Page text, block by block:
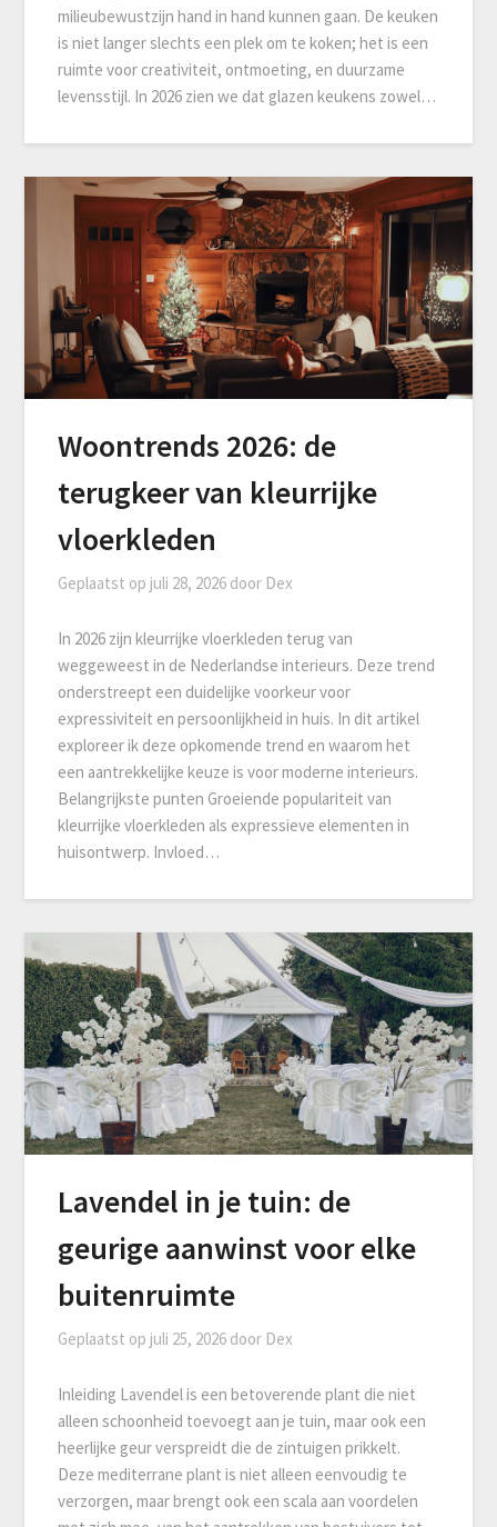
milieubewustzijn hand in hand kunnen gaan. De keuken
is niet langer slechts een plek om te koken; het is een
ruimte voor creativiteit, ontmoeting, en duurzame
levensstijl. In 2026 zien we dat glazen keukens zowel…
Woontrends 2026: de
terugkeer van kleurrijke
vloerkleden
Geplaatst op juli 28, 2026 door Dex
In 2026 zijn kleurrijke vloerkleden terug van
weggeweest in de Nederlandse interieurs. Deze trend
onderstreept een duidelijke voorkeur voor
expressiviteit en persoonlijkheid in huis. In dit artikel
exploreer ik deze opkomende trend en waarom het
een aantrekkelijke keuze is voor moderne interieurs.
Belangrijkste punten Groeiende populariteit van
kleurrijke vloerkleden als expressieve elementen in
huisontwerp. Invloed…
Lavendel in je tuin: de
geurige aanwinst voor elke
buitenruimte
Geplaatst op juli 25, 2026 door Dex
Inleiding Lavendel is een betoverende plant die niet
alleen schoonheid toevoegt aan je tuin, maar ook een
heerlijke geur verspreidt die de zintuigen prikkelt.
Deze mediterrane plant is niet alleen eenvoudig te
verzorgen, maar brengt ook een scala aan voordelen